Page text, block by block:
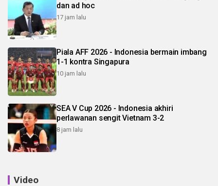
dan ad hoc
17 jam lalu
Piala AFF 2026 - Indonesia bermain imbang
1-1 kontra Singapura
10 jam lalu
SEA V Cup 2026 - Indonesia akhiri
perlawanan sengit Vietnam 3-2
8 jam lalu
Video